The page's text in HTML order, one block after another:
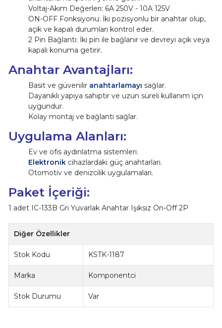
Voltaj-Akım Değerleri: 6A 250V - 10A 125V
ON-OFF Fonksiyonu: İki pozisyonlu bir anahtar olup,
açık ve kapalı durumları kontrol eder.
2 Pin Bağlantı: İki pin ile bağlanır ve devreyi açık veya
kapalı konuma getirir.
Anahtar Avantajları:
Basit ve güvenilir anahtarlamayı sağlar.
Dayanıklı yapıya sahiptir ve uzun süreli kullanım için
uygundur.
Kolay montaj ve bağlantı sağlar.
Uygulama Alanları:
Ev ve ofis aydınlatma sistemleri.
Elektronik cihazlardaki güç anahtarları.
Otomotiv ve denizcilik uygulamaları.
Paket İçeriği:
1 adet IC-133B Gri Yuvarlak Anahtar Işıksız On-Off 2P
Diğer Özellikler
Stok Kodu KSTK-1187
Marka Komponentci
Stok Durumu Var